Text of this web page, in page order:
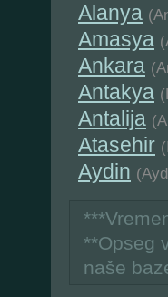
Alanya
Amasya
Ankara
Antakya
Antalija
Atasehir
Aydin
**Opseg
naše